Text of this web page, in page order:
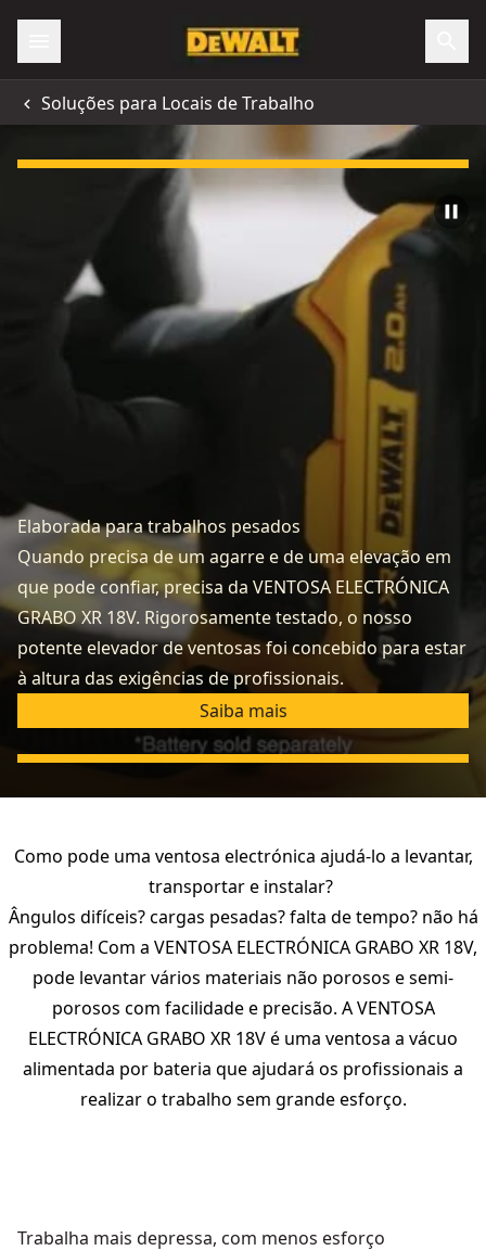
Soluções para Locais de Trabalho
Elaborada para trabalhos pesados
Quando precisa de um agarre e de uma elevação em
que pode confiar, precisa da VENTOSA ELECTRÓNICA
GRABO XR 18V. Rigorosamente testado, o nosso
potente elevador de ventosas foi concebido para estar
à altura das exigências de profissionais.
Saiba mais
Como pode uma ventosa electrónica ajudá-lo a levantar,
transportar e instalar?
Ângulos difíceis? cargas pesadas? falta de tempo? não há
problema! Com a VENTOSA ELECTRÓNICA GRABO XR 18V,
pode levantar vários materiais não porosos e semi-
porosos com facilidade e precisão. A VENTOSA
ELECTRÓNICA GRABO XR 18V é uma ventosa a vácuo
alimentada por bateria que ajudará os profissionais a
realizar o trabalho sem grande esforço.
Trabalha mais depressa, com menos esforço